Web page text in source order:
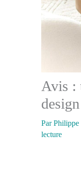
Avis :
ParPhilippe
lecture